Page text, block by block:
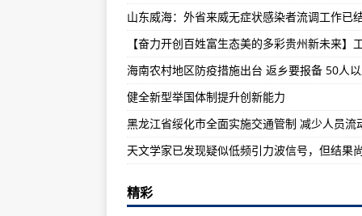
担忧内部威胁 美联邦调查局对
专访：美中有潜力在气候变化和
专访：美中有潜力在气候变化和抗
冬日五峰：雾凇云海 美成童话
三星将开会讨论李在镕获刑后公司
意大利总理孔特赢得众议院信任投
新西兰进一步强化入境检测规定
健全新型举国体制提升创新能力
黑龙江省绥化市全面实施交通管制 减少人员流
精彩